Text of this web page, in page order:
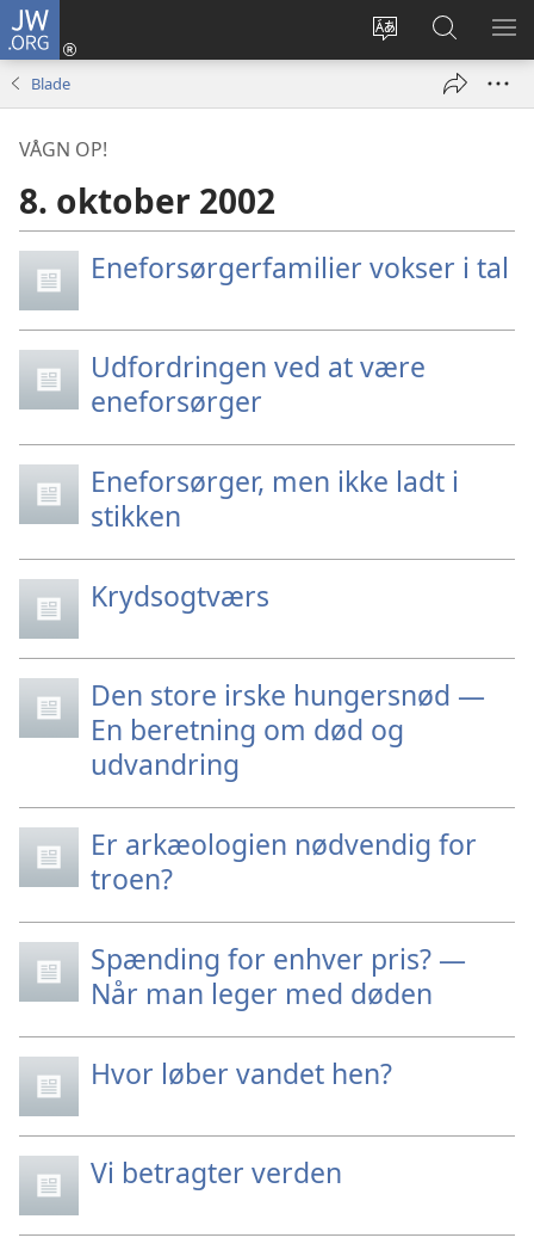
JW.ORG
Vælg
Log
på
Søg
på
JW.ORG
VIS
Blade
VÅGN OP!
8. oktober 2002
Eneforsørgerfamilier vokser i tal
Udfordringen ved at være
eneforsørger
Eneforsørger, men ikke ladt i
stikken
Krydsogtværs
Den store irske hungersnød —
En beretning om død og
udvandring
Er arkæologien nødvendig for
troen?
Spænding for enhver pris? —
Når man leger med døden
Hvor løber vandet hen?
Vi betragter verden